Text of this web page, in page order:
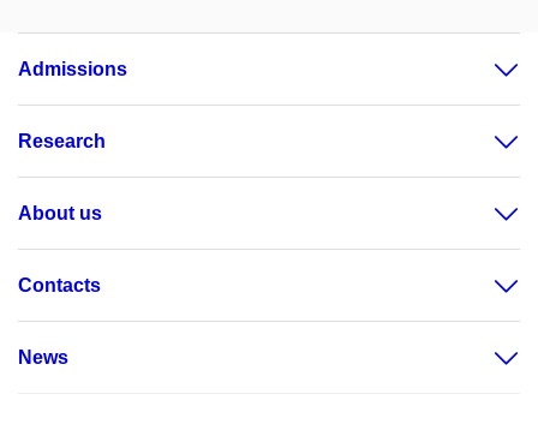
Admissions
Research
About us
Contacts
News